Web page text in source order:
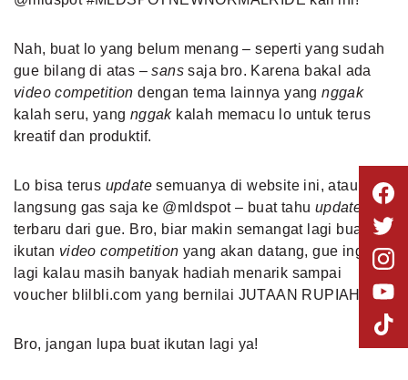
Nah, buat lo yang belum menang – seperti yang sudah
gue bilang di atas –sans saja bro. Karena bakal ada
video competitiondengan tema lainnya yangnggak
kalah seru, yang nggak kalah memacu lo untuk terus
kreatif dan produktif.
Lo bisa terus updatesemuanya di website ini, atau
langsung gas saja ke @mldspot – buat tahu update
terbaru dari gue. Bro, biar makin semangat lagi buat
ikutan video competitionyang akan datang, gue ingetin
lagi kalau masih banyak hadiah menarik sampai
voucher blilbli.com yang bernilai JUTAAN RUPIAH!
Bro, jangan lupa buat ikutan lagi ya!